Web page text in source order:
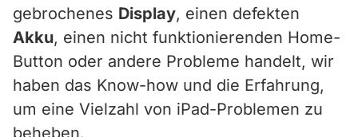
gebrochenes Display, einen defekten
Akku, einen nicht funktionierenden Home-
Button oder andere Probleme handelt, wir
haben das Know-how und die Erfahrung,
um eine Vielzahl von iPad-Problemen zu
beheben.